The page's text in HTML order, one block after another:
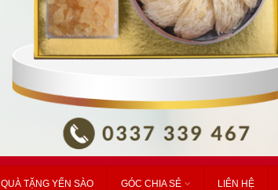
QUÀ TẶNG YẾN SÀO GÓC CHIA SẺ LIÊN HỆ